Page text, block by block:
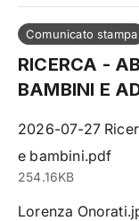
Comunicato stampa
RICERCA -
BAMBINI E
2026-07-27
e bambini.pdf
254.16KB
Lorenza